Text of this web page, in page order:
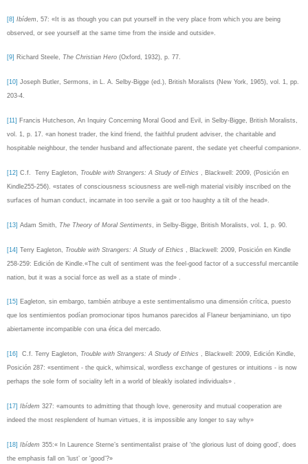
[8] Ibídem , 57: « It is as though you can put yourself in the very place from which you are being
observed, or see yourself at the same time from the inside and outside».
[9] Richard Steele, The Christian Hero (Oxford, 1932), p. 77.
[10] Joseph Butler, Sermons, in L. A. Selby-Bigge (ed.), British Moralists (New York, 1965), vol. 1, pp.
203-4.
[11] Francis Hutcheson, An Inquiry Concerning Moral Good and Evil, in Selby-Bigge, British Moralists,
vol. 1, p. 17. «an honest trader, the kind friend, the faithful prudent adviser, the charitable and
hospitable neighbour, the tender husband and affectionate parent, the sedate yet cheerful companion».
[12] C.f. Terry Eagleton, Trouble with Strangers: A Study of Ethics , Blackwell: 2009, (Posición en
Kindle255-256). «states of consciousness sciousness are well-nigh material visibly inscribed on the
surfaces of human conduct, incarnate in too servile a gait or too haughty a tilt of the head».
[13] Adam Smith, The Theory of Moral Sentiments , in Selby-Bigge, British Moralists, vol. 1, p. 90.
[14] Terry Eagleton, Trouble with Strangers: A Study of Ethics , Blackwell: 2009, Posición en Kindle
258-259: Edición de Kindle.«The cult of sentiment was the feel-good factor of a successful mercantile
nation, but it was a social force as well as a state of mind» .
[15] Eagleton, sin embargo, también atribuye a este sentimentalismo una dimensión crítica, puesto
que los sentimientos podían promocionar tipos humanos parecidos al Flaneur benjaminiano, un tipo
abiertamente incompatible con una ética del mercado.
[16] C.f. Terry Eagleton, Trouble with Strangers: A Study of Ethics , Blackwell: 2009, Edición Kindle,
Posición 287: «sentiment - the quick, whimsical, wordless exchange of gestures or intuitions - is now
perhaps the sole form of sociality left in a world of bleakly isolated individuals» .
[17] Ibídem 327: «amounts to admitting that though love, generosity and mutual cooperation are
indeed the most resplendent of human virtues, it is impossible any longer to say why»
[18] Ibídem 355:« In Laurence Sterne’s sentimentalist praise of 'the glorious lust of doing good’, does
the emphasis fall on 'lust’ or 'good’?»